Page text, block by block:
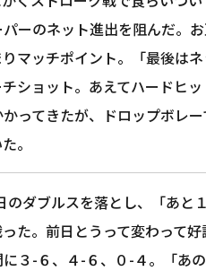
ーのネット進出を阻んだ。
マッチポイント。「最後は
ショット。あえてハードヒ
ってきたが、ドロップボレ
。
ダブルスを落とし、「あと
た。前日とうって変わって好
３-６、４-６、０-４。「あ